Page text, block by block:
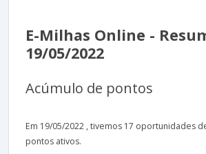
E-Milhas Online -
19/05/2022
Acúmulo de pontos
Em 19/05/2022 , tivemos 17 oportunidades
pontos ativos.